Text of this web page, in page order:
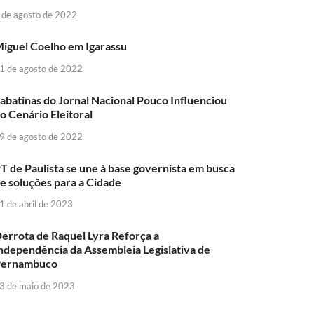
agosto de 2022
Coelho em Igarassu
de agosto de 2022
do Jornal Nacional Pouco Influenciou
Cenário Eleitoral
de agosto de 2022
de Paulista se une à base governista em busca
soluções para a Cidade
de abril de 2023
de Raquel Lyra Reforça a
da Assembleia Legislativa de
de maio de 2023